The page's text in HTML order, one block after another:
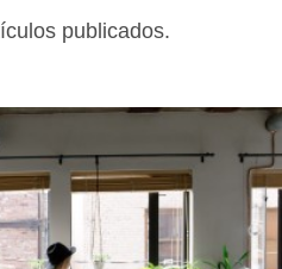
publicados.